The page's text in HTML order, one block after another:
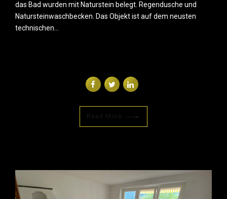
das Bad wurden mit Naturstein belegt. Regendusche und
Natursteinwaschbecken. Das Objekt ist auf dem neusten
technischen...
Read More